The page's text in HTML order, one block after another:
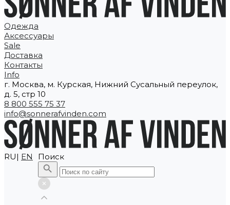
Одежда
Аксессуары
Sale
Доставка
Контакты
Info
г. Москва, м. Курская, Нижний Сусальный переулок,
д. 5, стр 10
8 800 555 75 37
info@sonnerafvinden.com
RU| EN Поиск